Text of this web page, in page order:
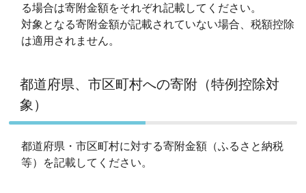
る場合は寄附金額をそれぞれ記載してください。
対象となる寄附金額が記載されていない場合、税額控除
は適用されません。
都道府県、市区町村への寄附（特例控除対
象）
都道府県・市区町村に対する寄附金額（ふるさと納税
等）を記載してください。